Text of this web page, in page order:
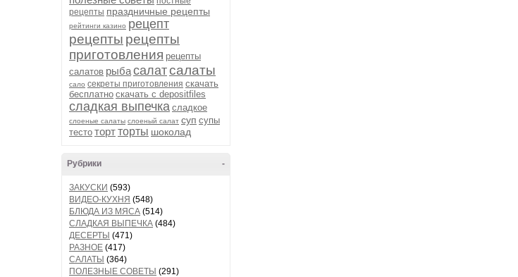
рецепты праздничные рецепты
рейтинги казино рецепт
рецепты рецепты
приготовления рецепты
салатов рыбасалатсалаты
сало секреты приготовления скачать
бесплатно скачать с depositfiles
сладкая выпечка сладкое
слоеные салаты слоеный салат суп супы
тесто тортторты шоколад
-
Рубрики
ЗАКУСКИ (593)
ВИДЕО-КУХНЯ (548)
БЛЮДА ИЗ МЯСА (514)
СЛАДКАЯ ВЫПЕЧКА (484)
ДЕСЕРТЫ (471)
РАЗНОЕ (417)
САЛАТЫ (364)
ПОЛЕЗНЫЕ СОВЕТЫ (291)